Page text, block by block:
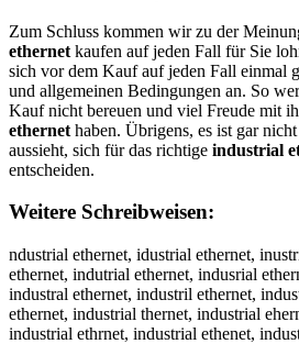
Zum Schluss kommen wir zu der
ethernet kaufen auf jeden Fall für Sie
sich vor dem Kauf auf jeden Fall einmal
und allgemeinen Bedingungen an. So
Kauf nicht bereuen und viel Freude mit
ethernet haben. Übrigens, es ist gar
aussieht, sich für das richtige industrial
entscheiden.
Weitere Schreibweisen:
ndustrial ethernet, idustrial ethernet,
ethernet, indutrial ethernet, indusrial
industral ethernet, industril ethernet,
ethernet, industrial thernet, industrial
industrial ethrnet, industrial ethenet,